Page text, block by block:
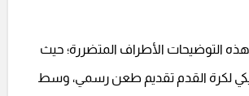
التوضيحات الأطراف المتضررة؛ حيث
لكرة القدم تقديم طعن رسمي، وسط